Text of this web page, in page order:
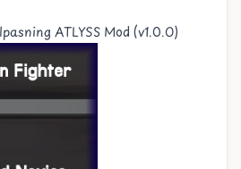
ATLYSS Mod (v1.0.0)